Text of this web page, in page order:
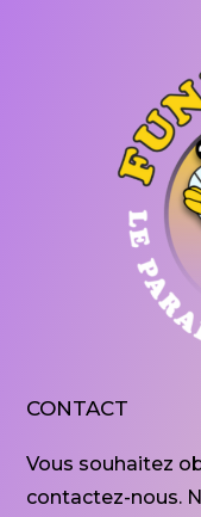
CONTACT
Vous souhaitez
contactez-nous.